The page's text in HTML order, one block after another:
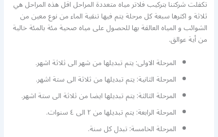
تكفلت شركتنا بتركيب فلاتر مياه متعددة المراحل اقل هذه المراحل هي
ثلاثة و اكثرها سبعة كل مرحلة يتم فيها تنقية الماء من نوع معين من
الشوائب و المياه العالقة بها للحصول على مياه صحية مئة بالمئة خالية
من أية عوالق.
المرحلة الاولى: يتم تبديلها من شهر الى ثلاثة اشهر.
المرحلة الثانية: يتم تبديلها من ثلاثة الى ستة اشهر.
المرحلة الثالثة: يتم تبديلها ايضا من ثلاثة الى ستة اشهر.
المرحلة الرابعة: يتم تبديلها من ٢ الى ٤ سنوات.
المرحلة الخامسة: تبدل كل سنة.